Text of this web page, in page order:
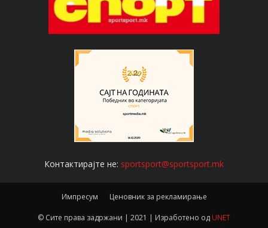
Контактирајте не: sportsport@sportsport.mk
Импресум Ценовник за рекламирање
© Сите права задржани | 2021 | Изработено од UNET